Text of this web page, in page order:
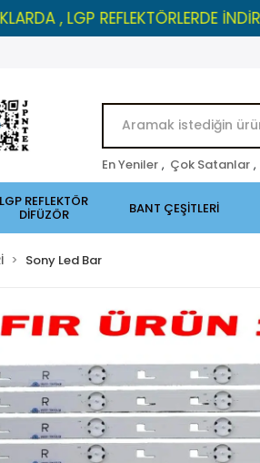
REFLEKTÖRLERDE İNDİRİM.
En Yeniler , Çok Satanlar ,
LGP REFLEKTÖR
DİFÜZÖR BANT ÇEŞİTLERİ
Sony Led Bar